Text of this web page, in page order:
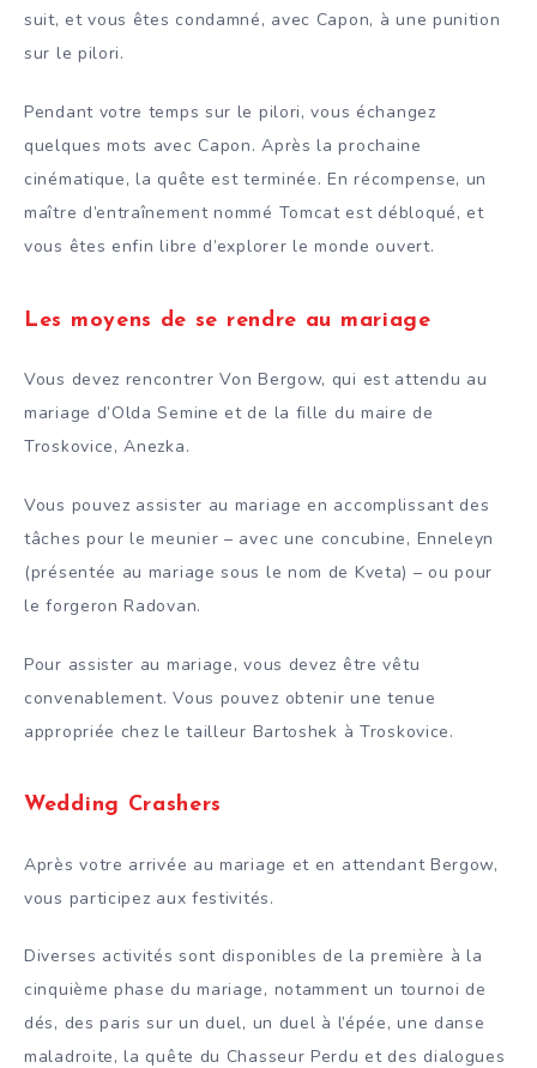
suit, et vous êtes condamné, avec Capon, à une punition
sur le pilori.
Pendant votre temps sur le pilori, vous échangez
quelques mots avec Capon. Après la prochaine
cinématique, la quête est terminée. En récompense, un
maître d’entraînement nommé Tomcat est débloqué, et
vous êtes enfin libre d’explorer le monde ouvert.
Les moyens de se rendre au mariage
Vous devez rencontrer Von Bergow, qui est attendu au
mariage d’Olda Semine et de la fille du maire de
Troskovice, Anezka.
Vous pouvez assister au mariage en accomplissant des
tâches pour le meunier – avec une concubine, Enneleyn
(présentée au mariage sous le nom de Kveta) – ou pour
le forgeron Radovan.
Pour assister au mariage, vous devez être vêtu
convenablement. Vous pouvez obtenir une tenue
appropriée chez le tailleur Bartoshek à Troskovice.
Wedding Crashers
Après votre arrivée au mariage et en attendant Bergow,
vous participez aux festivités.
Diverses activités sont disponibles de la première à la
cinquième phase du mariage, notamment un tournoi de
dés, des paris sur un duel, un duel à l’épée, une danse
maladroite, la quête du Chasseur Perdu et des dialogues